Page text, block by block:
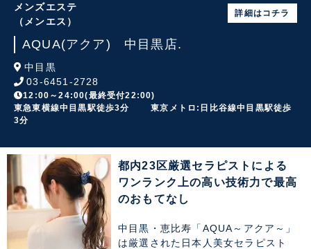
メンズエステ
（メンエス）
AQUA(アクア) 中目黒店.
中目黒
03-6451-2728
詳細はコチラ
12:00～24:00(最終受付22:00)
東急東横線中目黒駅徒歩3分 東京メトロ:日比谷線中目黒駅徒歩
3分
都内23区厳選セラピストによる
ワンランク上の高い技術力で最高
のおもてなし
中目黒・恵比寿「AQUA～アクア～」
は厳選された日本人美女セラピスト